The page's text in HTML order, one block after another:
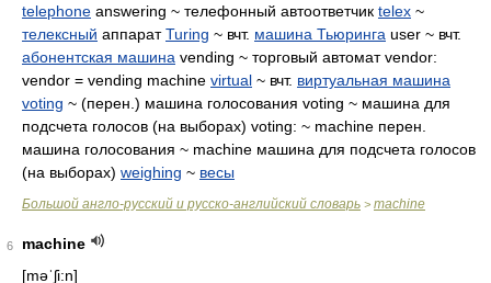
telephone answering ~ телефонный автоответчик telex ~
телексный аппаратTuring ~ вчт. машина Тьюринга user ~ вчт.
абонентская машина vending ~ торговый автомат vendor:
vendor = vending machine virtual ~ вчт. виртуальная машина
voting ~ (перен.) машина голосования voting ~ машина для
подсчета голосов (на выборах) voting: ~ machine перен.
машина голосования ~ machine машина для подсчета голосов
(на выборах) weighing ~ весы
Большой англо-русский и русско-английский словарь > machine
6
machine
[məˈʃi:n]